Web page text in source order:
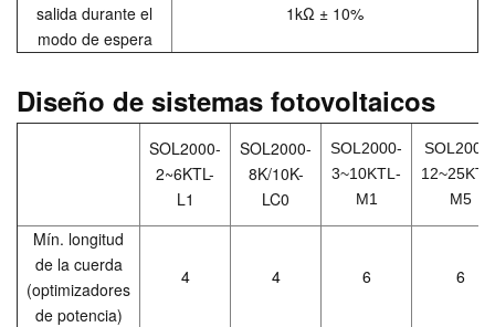
salida durante el
modo de espera
1kΩ ± 10%
Diseño de sistemas fotovoltaicos
SOL2000-
2~6KTL-
L1
SOL2000-
8K/10K-
LC0
SOL2000-
3~10KTL-
M1
SOL2000-
M5
Mín. longitud
de la cuerda
(optimizadores
de potencia)
4 4 6 6